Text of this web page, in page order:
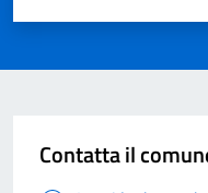
Contatta il